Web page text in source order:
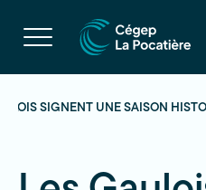
Ouvrir
la
navigation
SIGNENT UNE SAISON